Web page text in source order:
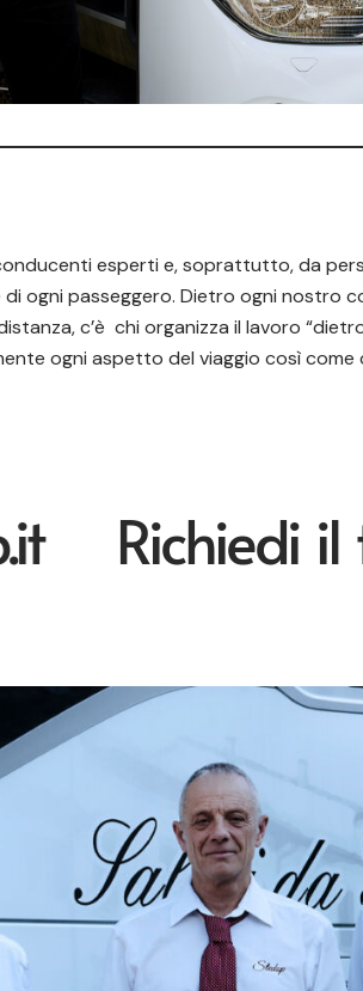
esperti e, soprattutto, da
ogni passeggero. Dietro ogni nostro
c’è chi organizza il lavoro
ogni aspetto del viaggio così
il tuo